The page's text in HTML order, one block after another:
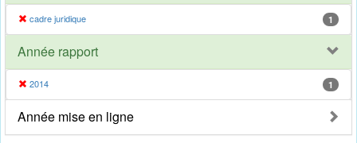
cadre juridique 1
Année rapport
2014 1
Année mise en ligne